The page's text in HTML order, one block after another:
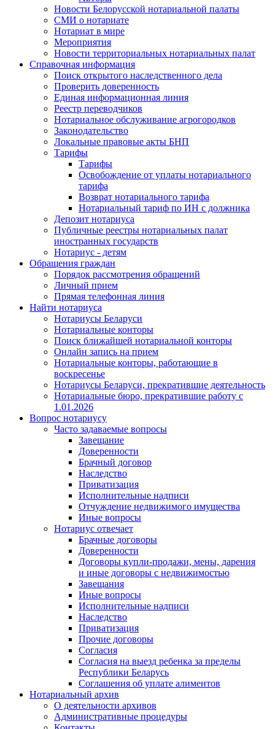
Новости Белорусской нотариальной палаты
СМИ о нотариате
Нотариат в мире
Мероприятия
Новости территориальных нотариальных палат
Справочная информация
Поиск открытого наследственного дела
Проверить доверенность
Единая информационная линия
Реестр переводчиков
Нотариальное обслуживание агрогородков
Законодательство
Локальные правовые акты БНП
Тарифы
Тарифы
Освобождение от уплаты нотариального
тарифа
Возврат нотариального тарифа
Нотариальный тариф по ИН с должника
Депозит нотариуса
Публичные реестры нотариальных палат
иностранных государств
Нотариус - детям
Обращения граждан
Порядок рассмотрения обращений
Личный прием
Прямая телефонная линия
Найти нотариуса
Нотариусы Беларуси
Нотариальные конторы
Поиск ближайшей нотариальной конторы
Онлайн запись на прием
Нотариальные конторы, работающие в
воскресенье
Нотариусы Беларуси, прекратившие деятельность
Нотариальные бюро, прекратившие работу с
1.01.2026
Вопрос нотариусу
Часто задаваемые вопросы
Завещание
Доверенности
Брачный договор
Наследство
Приватизация
Исполнительные надписи
Отчуждение недвижимого имущества
Иные вопросы
Нотариус отвечает
Брачные договоры
Доверенности
Договоры купли-продажи, мены, дарения
и иные договоры с недвижимостью
Завещания
Иные вопросы
Исполнительные надписи
Наследство
Приватизация
Прочие договоры
Согласия
Согласия на выезд ребенка за пределы
Республики Беларусь
Соглашения об уплате алиментов
Нотариальный архив
О деятельности архивов
Административные процедуры